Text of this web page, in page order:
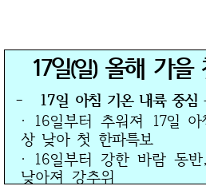
17일(일)올해 가을
- 17일 아침 기온 내륙 중심
· 16일부터 추워져
17일
상 낮아 첫 한파특보
· 16일부터 강한 바람 동
낮아져 강추위